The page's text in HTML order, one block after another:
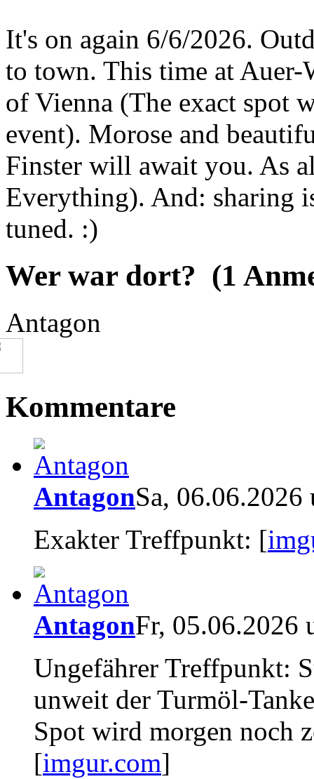
It's on again 6/6/2026.
to town. This time at Auer-
of Vienna (The exact spot
event). Morose and
Finster will await you. As
Everything). And: sharing
tuned. :)
Wer war dort? (1
Antagon
Kommentare
AntagonSa, 06.06.2026
Exakter Treffpunkt: [
AntagonFr, 05.06.2026
Ungefährer Treffpunkt:
unweit der Turmöl-
Spot wird morgen noch
[imgur.com]